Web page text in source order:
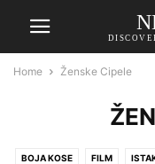
Home Ženske Cipele
BOJA KOSE FILM